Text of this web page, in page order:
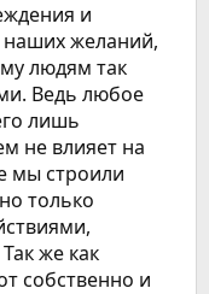
и
наших желаний,
людям так
Ведь любое
лишь
не влияет на
мы строили
только
же как
собственно и